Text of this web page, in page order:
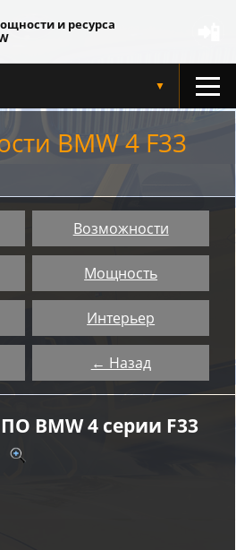
и ресурса
▼
BMW 4 F33
Возможности
Мощность
Интерьер
← Назад
BMW 4 серии F33